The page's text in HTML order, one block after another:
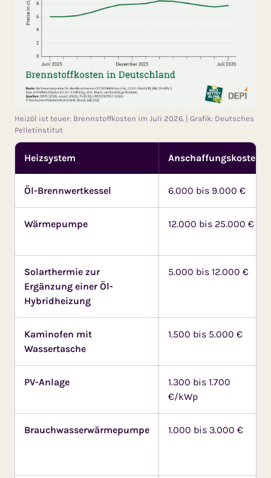
Heizöl ist teuer: Brennstoffkosten im Juli 2026. | Grafik: Deutsches
Pelletinstitut
Heizsystem Anschaffungskosten
Öl-Brennwertkessel 6.000 bis 9.000 €
Wärmepumpe 12.000 bis 25.000 €
Solarthermie zur
Ergänzung einer Öl-
Hybridheizung
5.000 bis 12.000 €
Kaminofen mit
Wassertasche
1.500 bis 5.000 €
PV-Anlage
1.300 bis 1.700
€/kWp
Brauchwasserwärmepumpe 1.000 bis 3.000 €